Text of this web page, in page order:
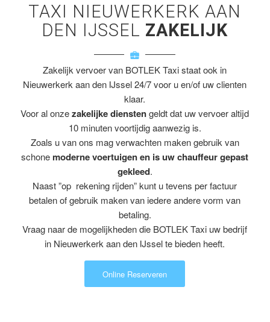
TAXI NIEUWERKERK AAN
DEN IJSSEL ZAKELIJK
Zakelijk vervoer van BOTLEK Taxi staat ook in
Nieuwerkerk aan den IJssel 24/7 voor u en/of uw clienten
klaar.
Voor al onzezakelijke dienstengeldt dat uw vervoer altijd
10 minuten voortijdig aanwezig is.
Zoals u van ons mag verwachten maken gebruik van
schone moderne voertuigen en is uw chauffeur gepast
gekleed.
Naast ”op rekening rijden” kunt u tevens per factuur
betalen of gebruik maken van iedere andere vorm van
betaling.
Vraag naar de mogelijkheden die BOTLEK Taxi uw bedrijf
in Nieuwerkerk aan den IJssel te bieden heeft.
Online Reserveren